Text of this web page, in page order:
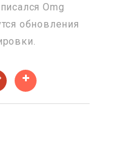
Omg
обновления